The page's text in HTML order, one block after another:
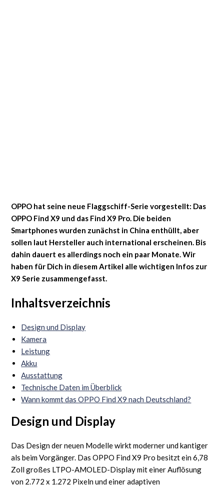
OPPO hat seine neue Flaggschiff-Serie vorgestellt: Das
OPPO Find X9 und das Find X9 Pro. Die beiden
Smartphones wurden zunächst in China enthüllt, aber
sollen laut Hersteller auch international erscheinen. Bis
dahin dauert es allerdings noch ein paar Monate. Wir
haben für Dich in diesem Artikel alle wichtigen Infos zur
X9 Serie zusammengefasst.
Inhaltsverzeichnis
Design und Display
Kamera
Leistung
Akku
Ausstattung
Technische Daten im Überblick
Wann kommt das OPPO Find X9 nach Deutschland?
Design und Display
Das Design der neuen Modelle wirkt moderner und kantiger
als beim Vorgänger. Das OPPO Find X9 Pro besitzt ein 6,78
Zoll großes LTPO-AMOLED-Display mit einer Auflösung
von 2.772 x 1.272 Pixeln und einer adaptiven